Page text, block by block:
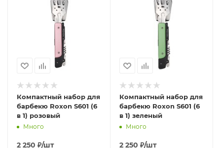
Компактный набор для
барбекю Roxon S601 (6
в 1) розовый
Много
2 250 ₽/шт
Компактный набор для
барбекю Roxon S601 (6
в 1) зеленый
Много
2 250 ₽/шт